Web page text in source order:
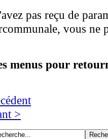
pas reçu de
vous ne
menus pour
>